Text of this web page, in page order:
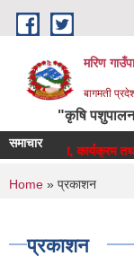
Skip to main content
मरिण
बागमती
"कृषि पशुपालन र
समाचार
को नीति, कार्यक्रम तथा
You are
Home » प्रकाशन
प्रकाशन